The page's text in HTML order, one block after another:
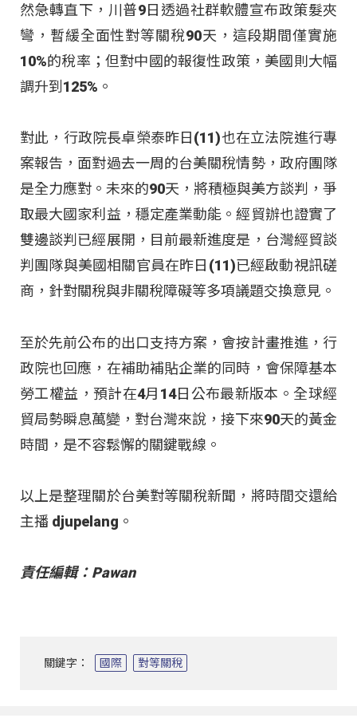
然急轉直下，川普9日透過社群軟體宣布政策髮夾
彎，暫緩全面性對等關稅90天，這段期間僅實施
10%的稅率；但對中國的報復性政策，美國則大幅
調升到125%。
對此，行政院長卓榮泰昨日(11)也在立法院進行專
案報告，面對過去一周的台美關稅情勢，政府團隊
是全力應對。未來的90天，將積極與美方談判，爭
取最大國家利益，穩定產業動能。經貿辦也證實了
雙邊談判已經展開，目前最新進度是，台灣經貿談
判團隊與美國相關官員在昨日(11)已經啟動視訊磋
商，針對關稅與非關稅障礙等多項議題交換意見。
至於先前公布的出口支持方案，會按計畫推進，行
政院也回應，在補助補貼企業的同時，會保障基本
勞工權益，預計在4月14日公布最新版本。全球經
貿局勢瞬息萬變，對台灣來說，接下來90天的黃金
時間，是不容鬆懈的關鍵戰線。
以上是整理關於台美對等關稅新聞，將時間交還給
主播 djupelang。
責任編輯：Pawan
關鍵字： 國際 對等關稅